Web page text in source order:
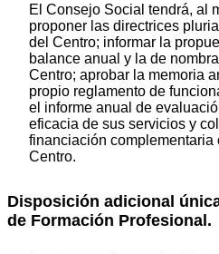
El Consejo Social tendrá, al
proponer las directrices
del Centro; informar la
balance anual y la de
Centro; aprobar la memoria
propio reglamento de
el informe anual de
eficacia de sus servicios y
financiación complementaria
Centro.
Disposición adicional
de Formación Profesional.